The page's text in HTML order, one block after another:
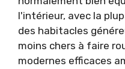
l'intérieur, avec la
des habitacles
moins chers à faire
modernes efficaces